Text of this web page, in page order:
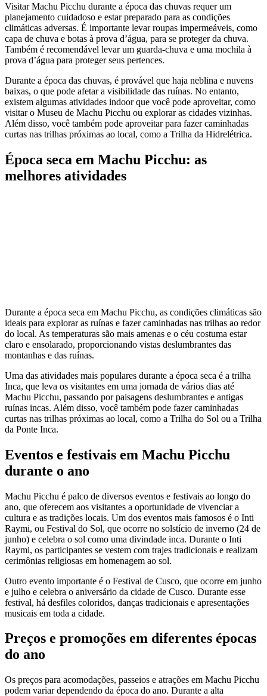
Visitar Machu Picchu durante a época das chuvas requer um
planejamento cuidadoso e estar preparado para as condições
climáticas adversas. É importante levar roupas impermeáveis, como
capa de chuva e botas à prova d’água, para se proteger da chuva.
Também é recomendável levar um guarda-chuva e uma mochila à
prova d’água para proteger seus pertences.
Durante a época das chuvas, é provável que haja neblina e nuvens
baixas, o que pode afetar a visibilidade das ruínas. No entanto,
existem algumas atividades indoor que você pode aproveitar, como
visitar o Museu de Machu Picchu ou explorar as cidades vizinhas.
Além disso, você também pode aproveitar para fazer caminhadas
curtas nas trilhas próximas ao local, como a Trilha da Hidrelétrica.
Época seca em Machu Picchu: as
melhores atividades
Durante a época seca em Machu Picchu, as condições climáticas são
ideais para explorar as ruínas e fazer caminhadas nas trilhas ao redor
do local. As temperaturas são mais amenas e o céu costuma estar
claro e ensolarado, proporcionando vistas deslumbrantes das
montanhas e das ruínas.
Uma das atividades mais populares durante a época seca é a trilha
Inca, que leva os visitantes em uma jornada de vários dias até
Machu Picchu, passando por paisagens deslumbrantes e antigas
ruínas incas. Além disso, você também pode fazer caminhadas
curtas nas trilhas próximas ao local, como a Trilha do Sol ou a Trilha
da Ponte Inca.
Eventos e festivais em Machu Picchu
durante o ano
Machu Picchu é palco de diversos eventos e festivais ao longo do
ano, que oferecem aos visitantes a oportunidade de vivenciar a
cultura e as tradições locais. Um dos eventos mais famosos é o Inti
Raymi, ou Festival do Sol, que ocorre no solstício de inverno (24 de
junho) e celebra o sol como uma divindade inca. Durante o Inti
Raymi, os participantes se vestem com trajes tradicionais e realizam
cerimônias religiosas em homenagem ao sol.
Outro evento importante é o Festival de Cusco, que ocorre em junho
e julho e celebra o aniversário da cidade de Cusco. Durante esse
festival, há desfiles coloridos, danças tradicionais e apresentações
musicais em toda a cidade.
Preços e promoções em diferentes épocas
do ano
Os preços para acomodações, passeios e atrações em Machu Picchu
podem variar dependendo da época do ano. Durante a alta